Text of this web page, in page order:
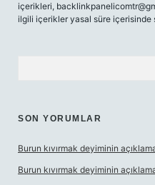
içerikleri,
ilgili içerikler yasal süre içerisinde
SON YORUMLAR
Burun kıvırmak deyiminin
Burun kıvırmak deyiminin